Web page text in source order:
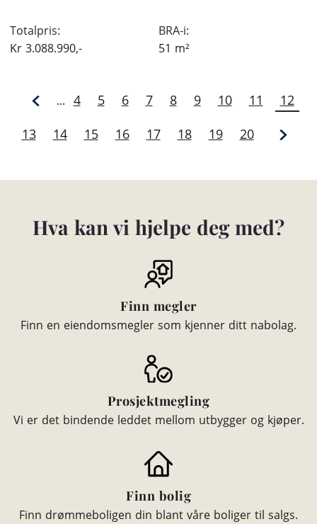
Totalpris:
Kr 3.088.990,-
BRA-i:
51 m²
... 4 5 6 7 8 9 10 11
12
13
14 15 16 17 18 19 20
Hva kan vi hjelpe deg med?
Finn megler
Finn en eiendomsmegler som kjenner ditt nabolag.
Prosjektmegling
Vi er det bindende leddet mellom utbygger og kjøper.
Finn bolig
Finn drømmeboligen din blant våre boliger til salgs.